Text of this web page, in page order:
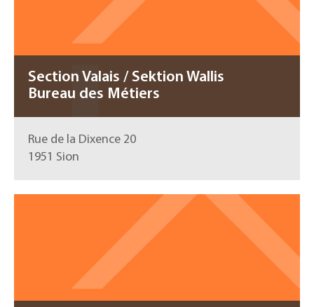
Section Valais / Sektion Wallis
Bureau des Métiers
Rue de la Dixence 20
1951 Sion